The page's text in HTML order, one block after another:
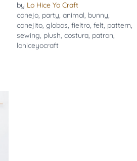
by Lo Hice Yo Craft
conejo, party,animal, bunny,
conejito,globos,fieltro,felt, pattern,
sewing, plush,costura, patron,
lohiceyocraft